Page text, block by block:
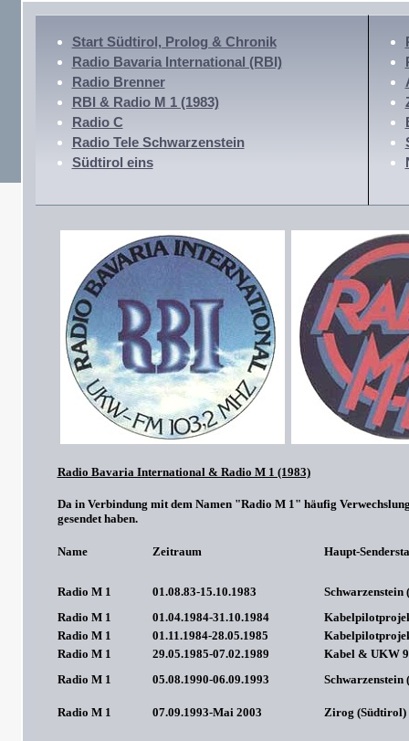
Start Südtirol, Prolog & Chronik
Radio Bavaria International (RBI)
Radio Brenner
RBI & Radio M 1 (1983)
Radio C
Radio Tele Schwarzenstein
Südtirol eins
Radio Bavaria International & Radio M 1 (1983)
Da in Verbindung mit dem Namen "Radio M 1" häufig
gesendet haben.
Name Zeitraum Haupt-
Radio M 1 01.08.83-15.10.1983
Schwarzenstein
Radio M 1
01.04.1984-31.10.1984
Radio M 1
01.11.1984-28.05.1985
Radio M 1
29.05.1985-07.02.1989
Kabel & UKW
Radio M 1
05.08.1990-06.09.1993 Schwarzenstein
Radio M 1 07.09.1993-Mai 2003 Zirog (Südtirol)